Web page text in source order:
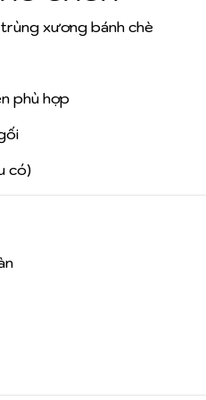
xương bánh chè
phù hợp
có)